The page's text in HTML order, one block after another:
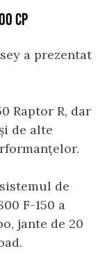
CP
a prezentat
Raptor R, dar
de alte
de
F-150 a
jante de 20